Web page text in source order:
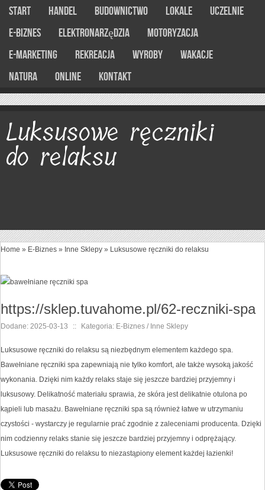
Start Handel Budownictwo Lokale
Uczelnie
E-Biznes
Elektronarzędzia
Motoryzacja
E-marketing
Rekreacja Wyroby
Wakacje
Natura
Online Kontakt
Luksusowe ręczniki
do relaksu
Home » E-Biznes » Inne Sklepy » Luksusowe ręczniki do relaksu
https://sklep.tuvahome.pl/62-reczniki-spa
Dodane: 2025-03-13 :: Kategoria: E-Biznes / Inne Sklepy
Luksusowe ręczniki do relaksu są niezbędnym elementem każdego spa.
Bawełniane ręczniki spa zapewniają nie tylko komfort, ale także wysoką jakość
wykonania. Dzięki nim każdy relaks staje się jeszcze bardziej przyjemny i
luksusowy. Delikatność materiału sprawia, że skóra jest delikatnie otulona po
kąpieli lub masażu. Bawełniane ręczniki spa są również łatwe w utrzymaniu
czystości - wystarczy je regularnie prać zgodnie z zaleceniami producenta. Dzięki
nim codzienny relaks stanie się jeszcze bardziej przyjemny i odprężający.
Luksusowe ręczniki do relaksu to niezastąpiony element każdej łazienki!